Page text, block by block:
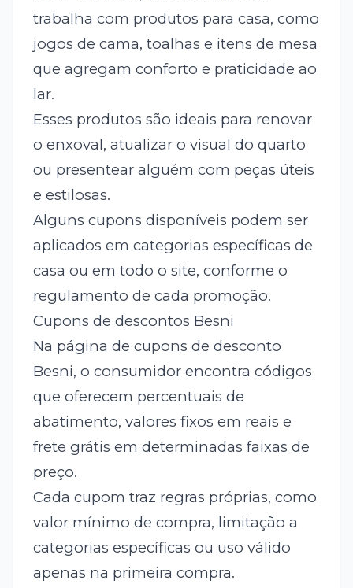
trabalha com produtos para casa, como
jogos de cama, toalhas e itens de mesa
que agregam conforto e praticidade ao
lar.
Esses produtos são ideais para renovar
o enxoval, atualizar o visual do quarto
ou presentear alguém com peças úteis
e estilosas.
Alguns cupons disponíveis podem ser
aplicados em categorias específicas de
casa ou em todo o site, conforme o
regulamento de cada promoção.
Cupons de descontos Besni
Na página de cupons de desconto
Besni, o consumidor encontra códigos
que oferecem percentuais de
abatimento, valores fixos em reais e
frete grátis em determinadas faixas de
preço.
Cada cupom traz regras próprias, como
valor mínimo de compra, limitação a
categorias específicas ou uso válido
apenas na primeira compra.